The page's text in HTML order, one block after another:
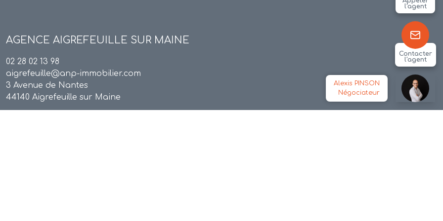
Alexis PINSON
Négociateur
l'agent
Contacter
l'agent
AGENCE AIGREFEUILLE SUR MAINE
02 28 02 13 98
aigrefeuille@anp-immobilier.com
3 Avenue de Nantes
44140 Aigrefeuille sur Maine